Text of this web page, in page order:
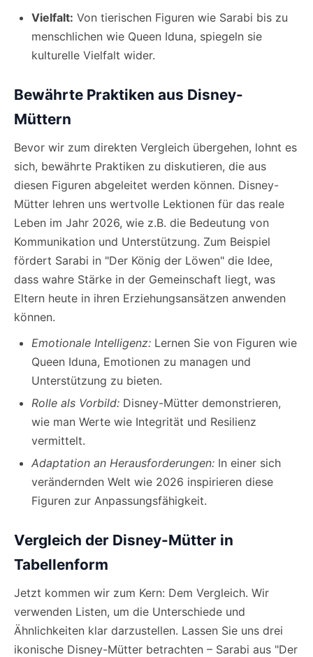
Vielfalt: Von tierischen Figuren wie Sarabi bis zu
menschlichen wie Queen Iduna, spiegeln sie
kulturelle Vielfalt wider.
Bewährte Praktiken aus Disney-
Müttern
Bevor wir zum direkten Vergleich übergehen, lohnt es
sich, bewährte Praktiken zu diskutieren, die aus
diesen Figuren abgeleitet werden können. Disney-
Mütter lehren uns wertvolle Lektionen für das reale
Leben im Jahr 2026, wie z.B. die Bedeutung von
Kommunikation und Unterstützung. Zum Beispiel
fördert Sarabi in "Der König der Löwen" die Idee,
dass wahre Stärke in der Gemeinschaft liegt, was
Eltern heute in ihren Erziehungsansätzen anwenden
können.
Emotionale Intelligenz: Lernen Sie von Figuren wie
Queen Iduna, Emotionen zu managen und
Unterstützung zu bieten.
Rolle als Vorbild: Disney-Mütter demonstrieren,
wie man Werte wie Integrität und Resilienz
vermittelt.
Adaptation an Herausforderungen: In einer sich
verändernden Welt wie 2026 inspirieren diese
Figuren zur Anpassungsfähigkeit.
Vergleich der Disney-Mütter in
Tabellenform
Jetzt kommen wir zum Kern: Dem Vergleich. Wir
verwenden Listen, um die Unterschiede und
Ähnlichkeiten klar darzustellen. Lassen Sie uns drei
ikonische Disney-Mütter betrachten – Sarabi aus "Der